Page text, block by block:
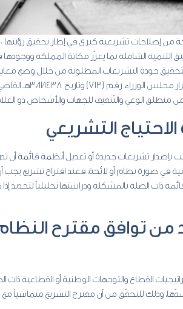
التنمية الشاملة بما يعزّز مكانة المملكة
جودة التشريعات المطلوبة من خلال وضع
وما يدعم
منطلق الوعي والتّثقيف للجهات والأشخاص ذو
التشريعي
بإصدار تشريعات جديدة أو تعديل أنظمة قائمة
صورة نظام أو لائحة، فعند اقتراح تشريع يجب
ذات الصلة بالمشكلة ودراستها تحليلياً
من توافق مقترح
القطاع والتوجهات الوطنية أو القطاعية
وذلك للتحقّق من أن مقترح التشريع متماشياً مع